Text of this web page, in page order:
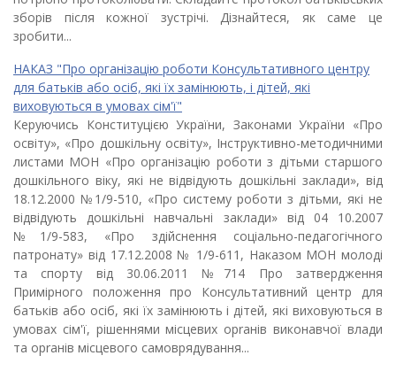
зборів після кожної зустрічі. Дізнайтеся, як саме це
зробити...
НАКАЗ "Про організацію роботи Консультативного центру
для батьків або осіб, які їх замінюють, і дітей, які
виховуються в умовах сім'ї"
Керуючись Конституцiєю України, Закона­ми України «Про
oсвiтy», «Про дошкiльну oсвіту», Інструктивно-методичними
листами МОН «Про організацію роботи з дітьми старшого
дошкільного віку, які не відвідують дошкільні заклади», від
18.12.2000 №1/9-510, «Про систему роботи з дітьми, які не
відвідують дошкільні навчальні заклади» від 04 10.2007
№1/9-583, «Про здійснення соціально-педагогічного
патронату» від 17.12.2008 № 1/9-611, Наказом МОН молоді
та спорту від 30.06.2011 №714 Про затвердження
Примірного положення про Консультативний центр для
батькiв або осiб, якi їx замiнюють i дiтей, якi виховуються в
умовах ciм'ї, рiшеннями мiсцевих opraнів виконавчої влади
та opraнів мiсцевого самовря­дування...